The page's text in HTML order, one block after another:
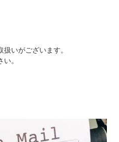
いがございます。
。